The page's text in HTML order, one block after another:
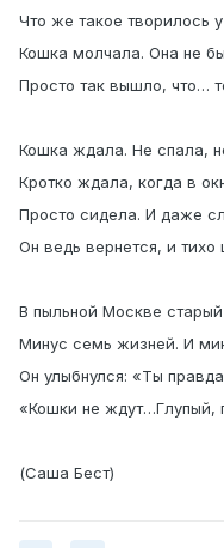
Что же такое творилось
Кошка молчала. Она не
Просто так вышло, что…
Кошка ждала. Не спала,
Кротко ждала, когда в
Просто сидела. И даже
Он ведь вернется, и тихо
В пыльной Москве
Минус семь жизней. И
Он улыбнулся: «Ты
«Кошки не ждут…Глупый,
(Саша Бест)